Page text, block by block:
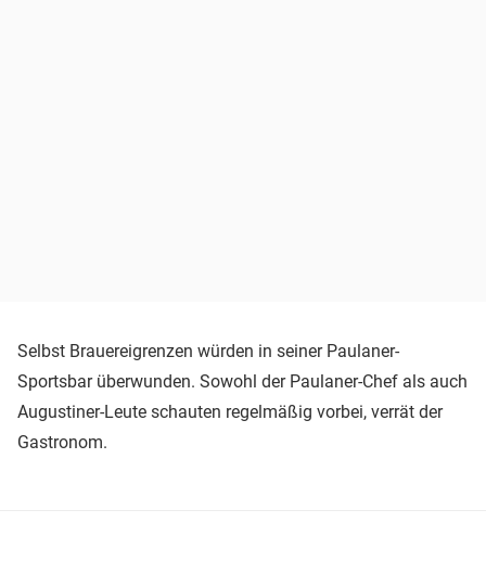
Selbst Brauereigrenzen würden in seiner Paulaner-
Sportsbar überwunden. Sowohl der Paulaner-Chef als auch
Augustiner-Leute schauten regelmäßig vorbei, verrät der
Gastronom.